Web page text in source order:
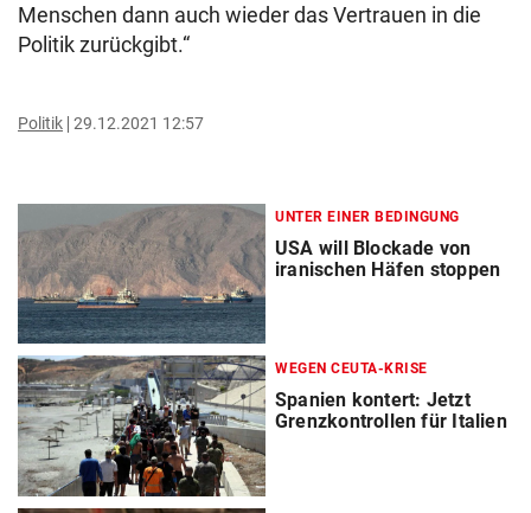
Menschen dann auch wieder das Vertrauen in die
Politik zurückgibt.“
Politik 29.12.2021 12:57
UNTER EINER BEDINGUNG
USA will Blockade von
iranischen Häfen stoppen
WEGEN CEUTA-KRISE
Spanien kontert: Jetzt
Grenzkontrollen für Italien